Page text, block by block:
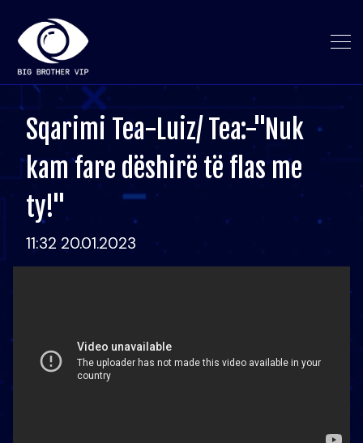
Sqarimi Tea-Luiz/ Tea:-"Nuk
kam fare dëshirë të flas me
ty!"
11:32 20.01.2023